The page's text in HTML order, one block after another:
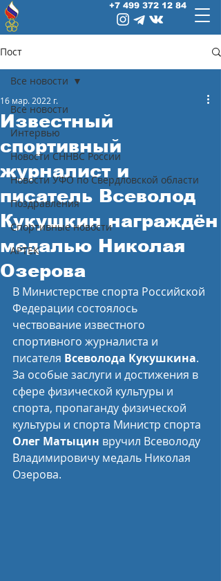
+7 499 372 12 84
Пост
Все новости
Интервью
Новости СННВС России
Новости УФО по Свердловской области
Поздравления
Спортивные новости
АРТЕК
Все новости
Известный
спортивный
журналист и
писатель Всеволод
Кукушкин награждён
медалью Николая
Озерова
16 мар. 2022 г.
В Министерстве спорта Российской
Федерации состоялось
чествование известного
спортивного журналиста и
писателя Всеволода Кукушкина.
За особые заслуги и достижения в
сфере физической культуры и
спорта, пропаганду физической
культуры и спорта Министр спорта
Олег Матыцин вручил Всеволоду
Владимировичу медаль Николая
Озерова.